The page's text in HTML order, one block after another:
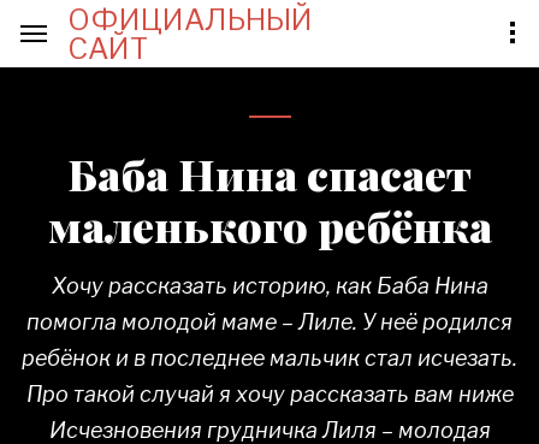
ОФИЦИАЛЬНЫЙ
САЙТ
Баба Нина спасает
маленького ребёнка
Хочу рассказать историю, как Баба Нина
помогла молодой маме – Лиле. У неё родился
ребёнок и в последнее мальчик стал исчезать.
Про такой случай я хочу рассказать вам ниже
Исчезновения грудничка Лиля – молодая